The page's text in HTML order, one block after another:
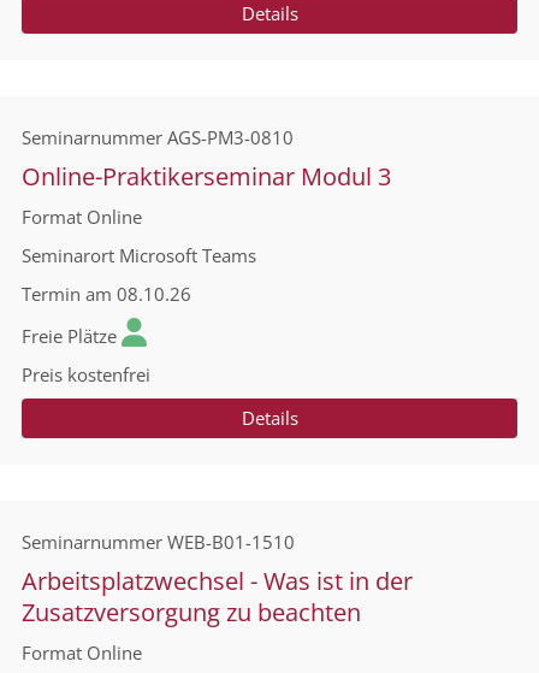
Details
Seminarnummer AGS-PM3-0810
Online-Praktikerseminar Modul 3
Format Online
Seminarort Microsoft Teams
Termin am 08.10.26
Freie Plätze
Preis kostenfrei
Details
Seminarnummer WEB-B01-1510
Arbeitsplatzwechsel - Was ist in der
Zusatzversorgung zu beachten
Format Online